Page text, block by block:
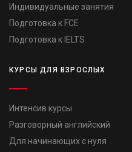
Индивидуальные занятия
Подготовка к FCE
Подготовка к IELTS
КУРСЫ ДЛЯ ВЗРОСЛЫХ
Интенсив курсы
Разговорный английский
Для начинающих с нуля